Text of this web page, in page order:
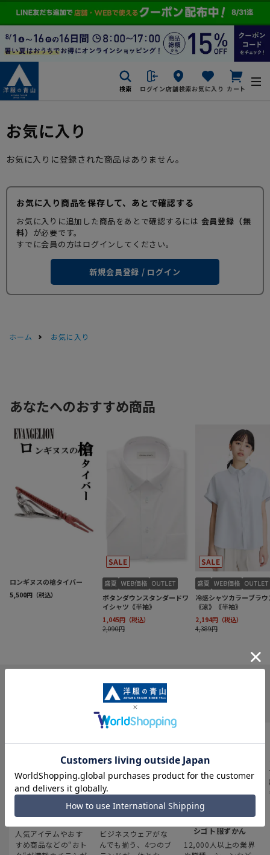
検索 ログイン店舗検索お気に入り カート
お気に入り
お気に入りに登録された商品はありません。
お気に入り商品を保存して、あとで確認する
お気に入りに追加した商品をあとで確認するには 会員登録（無
料） が必要です。
すでに会員の方はログインしてください。
新規会員登録 / ログイン
ホーム お気に入り
INFORMATION
最新のお買い得情報
人気アイテムやおす
すめ商品などの“おト
スーツスクエア
ビジネスウェアがな
んでも揃う、4つのブ
みんなの
シゴト服ずかん
12,000人以上の業界